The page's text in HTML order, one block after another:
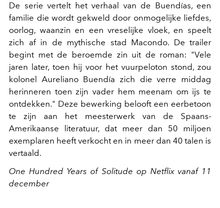
De serie vertelt het verhaal van de Buendías, een
familie die wordt gekweld door onmogelijke liefdes,
oorlog, waanzin en een vreselijke vloek, en speelt
zich af in de mythische stad Macondo. De trailer
begint met de beroemde zin uit de roman: "Vele
jaren later, toen hij voor het vuurpeloton stond, zou
kolonel Aureliano Buendía zich die verre middag
herinneren toen zijn vader hem meenam om ijs te
ontdekken." Deze bewerking belooft een eerbetoon
te zijn aan het meesterwerk van de Spaans-
Amerikaanse literatuur, dat meer dan 50 miljoen
exemplaren heeft verkocht en in meer dan 40 talen is
vertaald.
One Hundred Years of Solitude op Netflix vanaf 11
december